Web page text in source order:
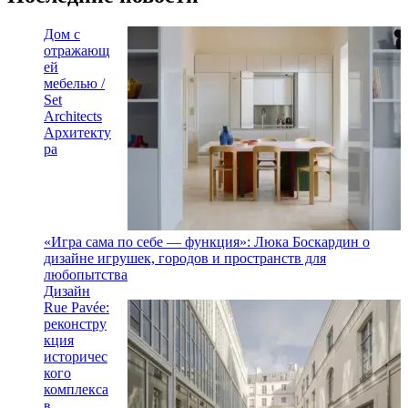
Дом с
отражающ
ей
мебелью /
Set
Architects
Архитекту
ра
«Игра сама по себе — функция»: Люка Боскардин о
дизайне игрушек, городов и пространств для
любопытства
Дизайн
Rue Pavée:
реконстру
кция
историчес
кого
комплекса